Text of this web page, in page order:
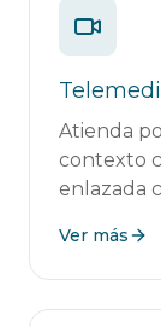
Atienda
contexto
enlazada
Ver más